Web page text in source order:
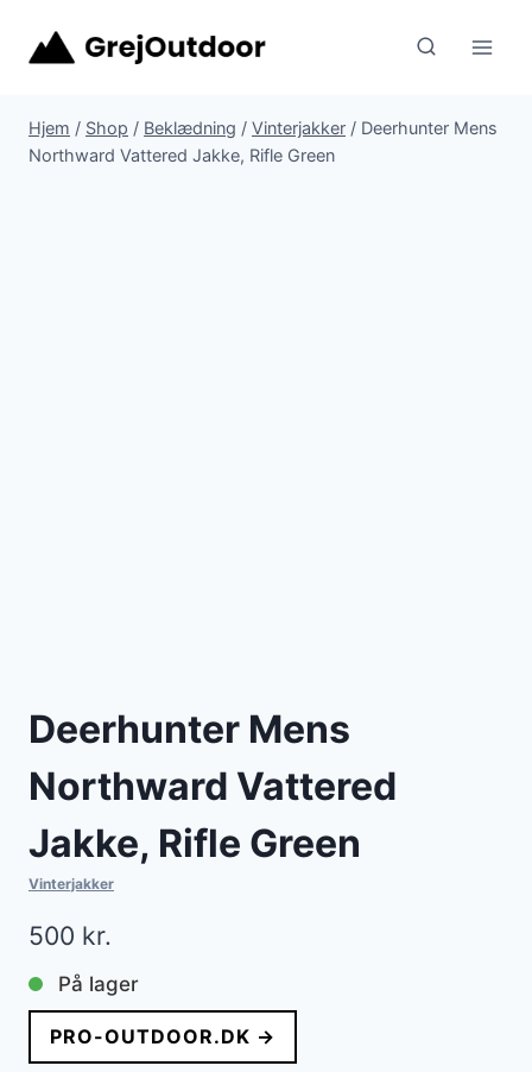
Hjem / Shop / Beklædning / Vinterjakker / Deerhunter Mens
Northward Vattered Jakke, Rifle Green
Deerhunter Mens
Northward Vattered
Jakke, Rifle Green
Vinterjakker
500 kr.
På lager
PRO-OUTDOOR.DK →